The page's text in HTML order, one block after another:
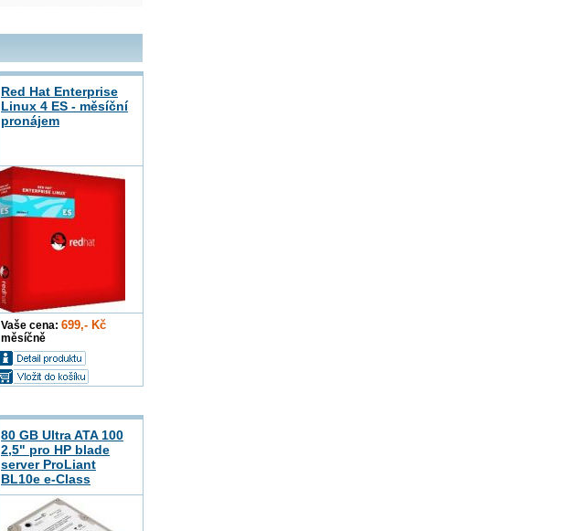
Red Hat Enterprise
Linux 4 ES - měsíční
pronájem
Vaše cena: 699,- Kč
měsíčně
80 GB Ultra ATA 100
2,5" pro HP blade
server ProLiant
BL10e e-Class